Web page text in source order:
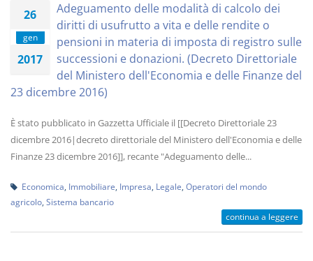
26
gen
2017
Adeguamento delle modalità di calcolo dei
diritti di usufrutto a vita e delle rendite o
pensioni in materia di imposta di registro sulle
successioni e donazioni. (Decreto Direttoriale
del Ministero dell'Economia e delle Finanze del
23 dicembre 2016)
È stato pubblicato in Gazzetta Ufficiale il [[Decreto Direttoriale 23
dicembre 2016|decreto direttoriale del Ministero dell'Economia e delle
Finanze 23 dicembre 2016]], recante "Adeguamento delle...
Economica Immobiliare Impresa Legale Operatori del mondo
agricolo Sistema bancario
continua a leggere